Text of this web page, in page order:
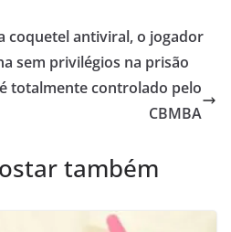
coquetel antiviral, o jogador
sem privilégios na prisão
totalmente controlado pelo
CBMBA
também